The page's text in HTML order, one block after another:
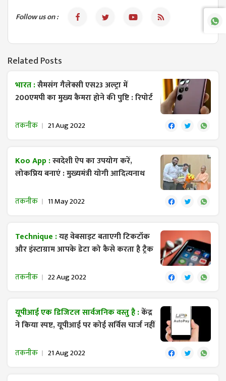
Follow us on :
Related Posts
भारत :सैमसंग गैलेक्सी एस23 अल्ट्रा में
200एमपी का मुख्य कैमरा होने की पुष्टि : रिपोर्ट
तकनीक 21 Aug 2022
Koo App :स्वदेशी ऐप का उपयोग करें,
लोकप्रिय बनाएं : मुख्यमंत्री योगी आदित्यनाथ
तकनीक 11 May 2022
Technique :यह वेबसाइट बताएगी टिकटॉक
और इंस्टाग्राम आपके डेटा को कैसे करता है ट्रैक
तकनीक 22 Aug 2022
यूपीआई एक डिजिटल सार्वजनिक वस्तु है :केंद्र
ने किया स्पष्ट, यूपीआई पर कोई सर्विस चार्ज नहीं
तकनीक 21 Aug 2022